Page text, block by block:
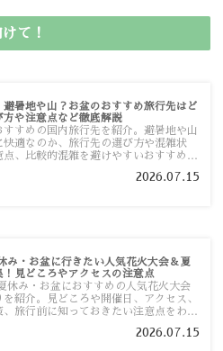
て！
避暑地や山？お盆のおすすめ旅行先はど
方や注意点など徹底解説
すすめの国内旅行先を紹介。避暑地や山
快適なのか、旅行先の選び方や混雑状
点、比較的混雑を避けやすいおすすめス
2026.07.15
み・お盆に行きたい人気花火大会＆夏
！見どころやアクセスの注意点
休み・お盆におすすめの人気花火大会
を紹介。見どころや開催日、アクセス、
、旅行前に知っておきたい注意点をわか
2026.07.15